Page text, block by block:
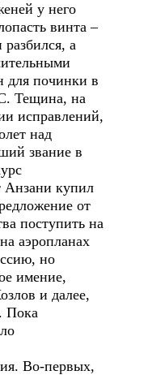
у него
винта –
а
для починки в
Тещина, на
исправлений,
над
звание в
купил
от
поступить на
аэропланах
но
имение,
и далее,
Пока
Во-первых,